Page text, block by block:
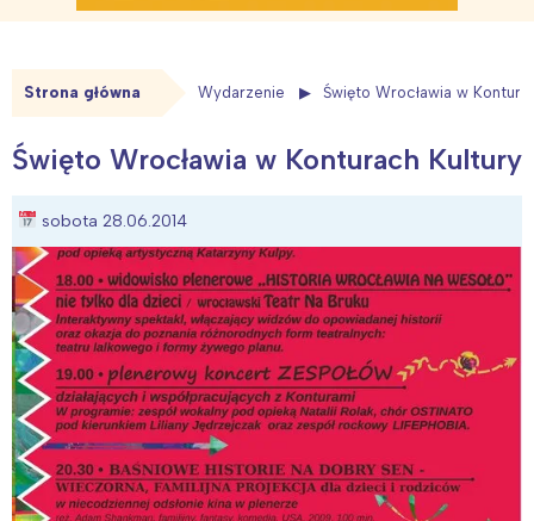
Strona główna Wydarzenie Święto Wrocławia w
Święto Wrocławia w Konturach Kultury
sobota 28.06.2014